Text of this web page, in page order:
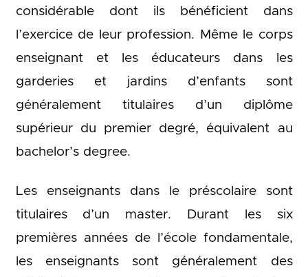
considérable dont ils bénéficient dans
l’exercice de leur profession. Même le corps
enseignant et les éducateurs dans les
garderies et jardins d’enfants sont
généralement titulaires d’un diplôme
supérieur du premier degré, équivalent au
bachelor’s degree.
Les enseignants dans le préscolaire sont
titulaires d’un master. Durant les six
premières années de l’école fondamentale,
les enseignants sont généralement des